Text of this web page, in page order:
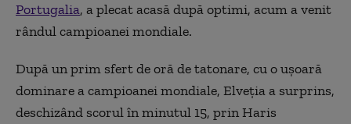
Portugalia, a plecat acasă după optimi, acum a venit
rândul campioanei mondiale.
După un prim sfert de oră de tatonare, cu o ușoară
dominare a campioanei mondiale, Elveția a surprins,
deschizând scorul în minutul 15, prin Haris